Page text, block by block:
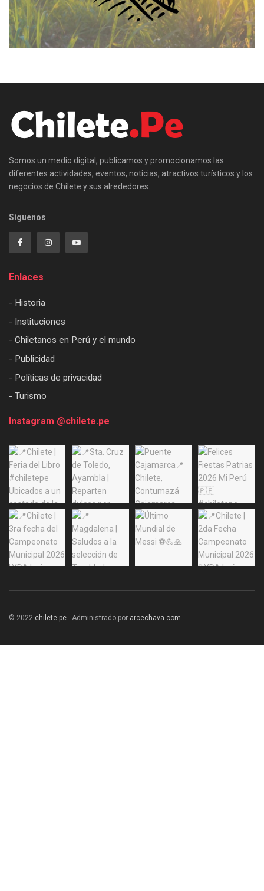
Somos un medio digital, publicamos y promocionamos las
diferentes actividades, eventos, noticias, atractivos turísticos y los
negocios de Chilete y sus alrededores.
Síguenos
Enlaces
- Historia
- Instituciones
- Chiletanos en Perú y el mundo
- Publicidad
- Políticas de privacidad
- Turismo
Instagram @chilete.pe
© 2022 chilete.pe - Administrado por arcechava.com